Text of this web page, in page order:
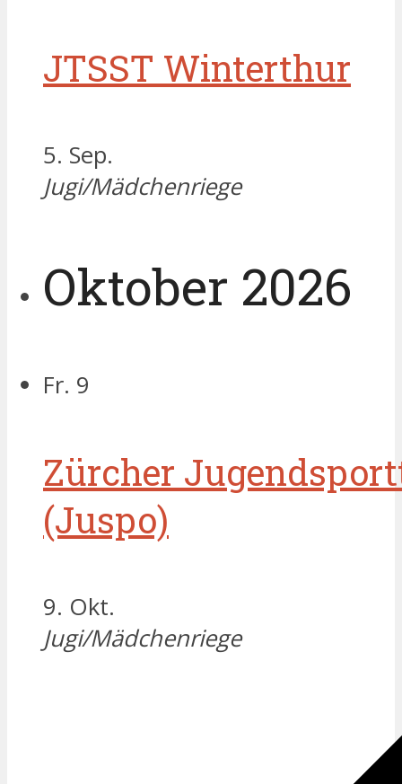
JTSST Winterthur
5. Sep.
Jugi/Mädchenriege
Oktober 2026
Fr. 9
Zürcher
(Juspo)
9. Okt.
Jugi/Mädchenriege